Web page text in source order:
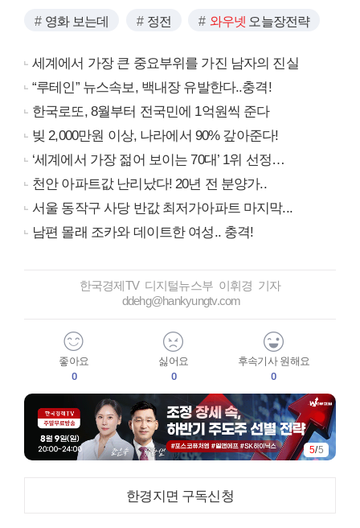
영화 보는데 정전 와우넷 오늘장전략
세계에서 가장 큰 중요부위를 가진 남자의 진실
“루테인” 뉴스속보, 백내장 유발한다..충격!
한국로또, 8월부터 전국민에 1억원씩 준다
빚 2,000만원 이상, 나라에서 90% 갚아준다!
‘세계에서 가장 젊어 보이는 70대’ 1위 선정…
천안 아파트값 난리났다! 20년 전 분양가..
서울 동작구 사당 반값 최저가아파트 마지막...
남편 몰래 조카와 데이트한 여성.. 충격!
한국경제TV 디지털뉴스부 이휘경 기자
ddehg@hankyungtv.com
좋아요
0
싫어요
0
후속기사 원해요
0
5/5
한경지면 구독신청